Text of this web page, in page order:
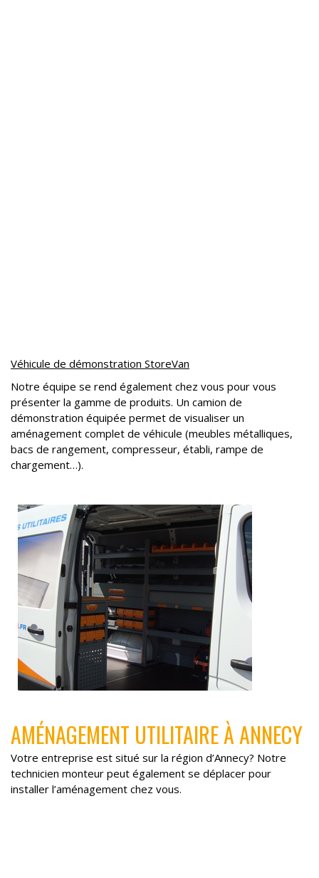
Véhicule de démonstration StoreVan
Notre équipe se rend également chez vous pour vous
présenter la gamme de produits. Un camion de
démonstration équipée permet de visualiser un
aménagement complet de véhicule (meubles métalliques,
bacs de rangement, compresseur, établi, rampe de
chargement…).
AMÉNAGEMENT UTILITAIRE À ANNECY
Votre entreprise est situé sur la région d’Annecy? Notre
technicien monteur peut également se déplacer pour
installer l’aménagement chez vous.